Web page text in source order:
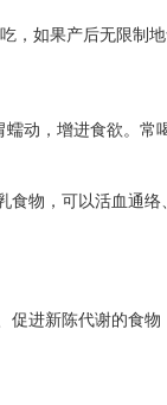
如果产后无限制
动，增进食欲。常
物，可以活血通络
进新陈代谢的食物